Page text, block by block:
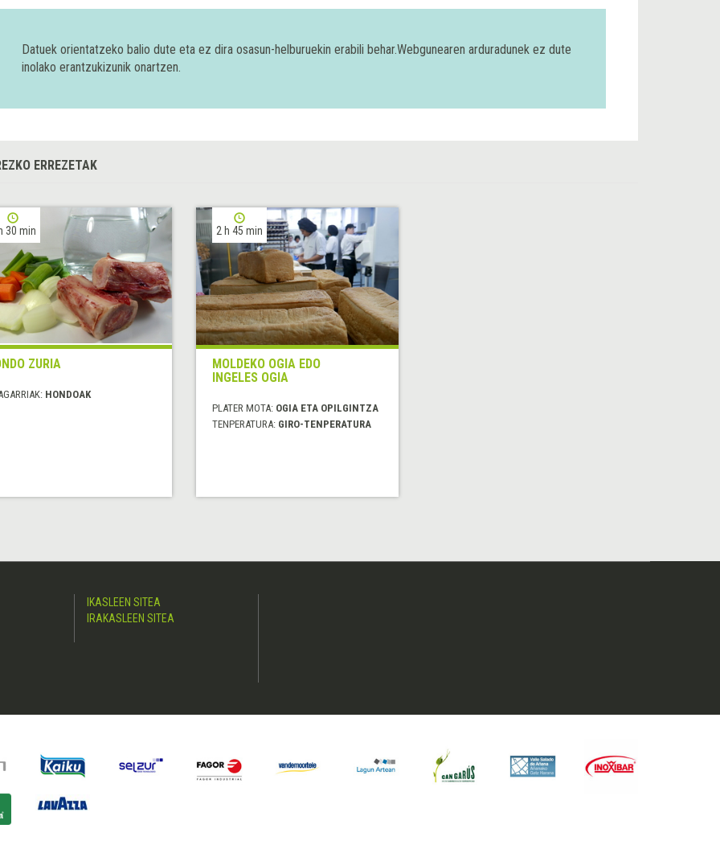
Datuek orientatzeko balio dute eta ez dira osasun-helburuekin erabili behar.Webgunearen arduradunek ez dute
inolako erantzukizunik onartzen.
ERREZETAK
30 min
ZURIA
HONDOAK
2 h 45 min
MOLDEKO OGIA EDO
INGELES OGIA
PLATER MOTA: OGIA ETA OPILGINTZA
TENPERATURA: GIRO-TENPERATURA
IKASLEEN SITEA
IRAKASLEEN SITEA